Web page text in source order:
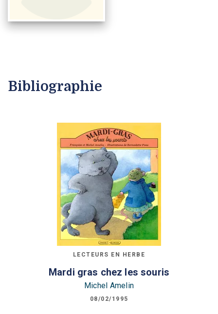
Bibliographie
LECTEURS EN HERBE
Mardi gras chez les souris
Michel Amelin
08/02/1995